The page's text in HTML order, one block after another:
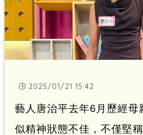
2025/01/21 15:42
藝人唐治平去年6月歷經母
似精神狀態不佳，不僅堅